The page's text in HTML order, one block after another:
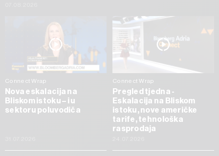
Connect Wrap
Nova eskalacija na
Bliskom istoku – i u
sektoru poluvodiča
Connect Wrap
Pregled tjedna -
Eskalacija na Bliskom
istoku, nove američke
tarife, tehnološka
rasprodaja